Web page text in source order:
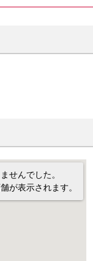
せんでした。
が表示されます。